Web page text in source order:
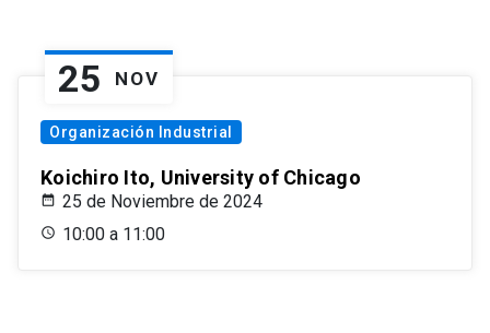
25 NOV
Organización Industrial
Koichiro Ito, University of Chicago
25 de Noviembre de 2024
10:00 a 11:00